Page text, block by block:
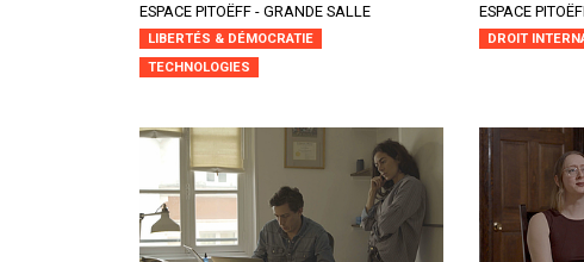
ESPACE PITOËFF - GRANDE SALLE
LIBERTÉS & DÉMOCRATIE
TECHNOLOGIES
ESPACE
DROIT